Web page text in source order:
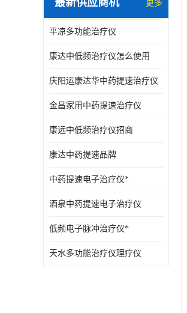
最新供应商机 更多
平凉多功能治疗仪
康达中低频治疗仪怎么使用
庆阳运康达华中药提速治疗仪
金昌家用中药提速治疗仪
康远中低频治疗仪招商
康达中药提速品牌
中药提速电子治疗仪*
酒泉中药提速电子治疗仪
低频电子脉冲治疗仪*
天水多功能治疗仪理疗仪